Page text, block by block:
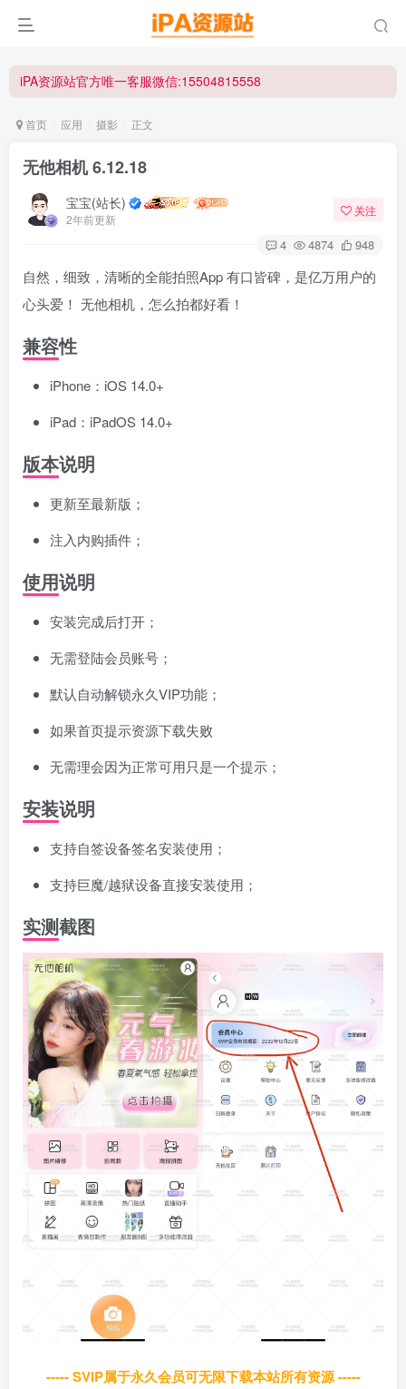
iPA资源站官方唯一客服微信:15504815558
iPA资源站官方唯一客服微信:15504815558
首页 应用 摄影 正文
无他相机 6.12.18
宝宝(站长)
2年前更新
关注
4 4874 948
自然，细致，清晰的全能拍照App 有口皆碑，是亿万用户的
心头爱！ 无他相机，怎么拍都好看！
兼容性
iPhone：iOS 14.0+
iPad：iPadOS 14.0+
版本说明
更新至最新版；
注入内购插件；
使用说明
安装完成后打开；
无需登陆会员账号；
默认自动解锁永久VIP功能；
如果首页提示资源下载失败
无需理会因为正常可用只是一个提示；
安装说明
支持自签设备签名安装使用；
支持巨魔/越狱设备直接安装使用；
实测截图
----- SVIP属于永久会员可无限下载本站所有资源 -----